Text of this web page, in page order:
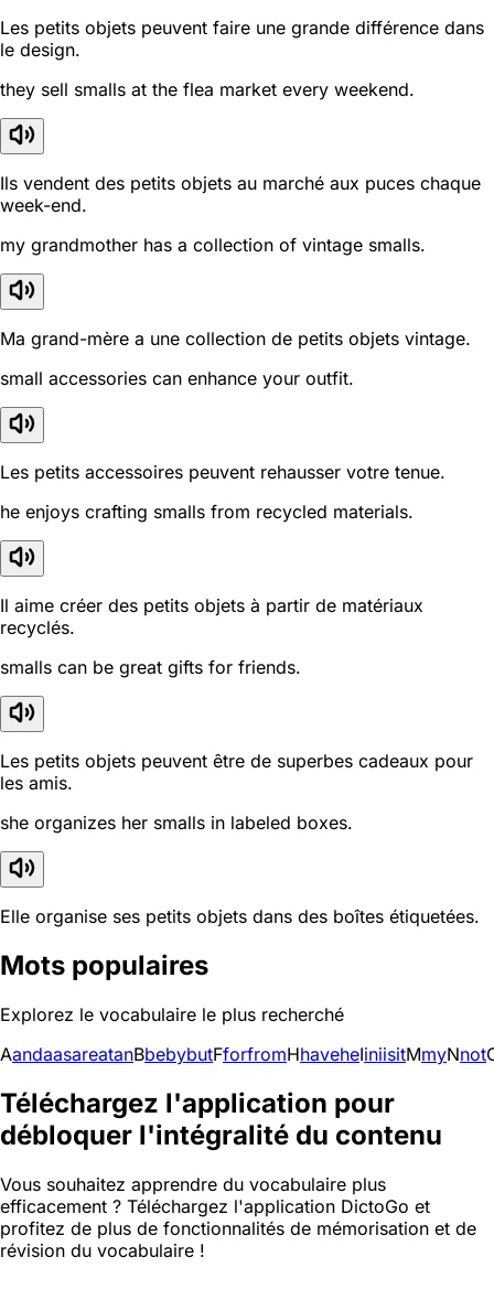
Les petits objets peuvent faire une grande différence dans
le design.
they sell smalls at the flea market every weekend.
Ils vendent des petits objets au marché aux puces chaque
week-end.
my grandmother has a collection of vintage smalls.
Ma grand-mère a une collection de petits objets vintage.
small accessories can enhance your outfit.
Les petits accessoires peuvent rehausser votre tenue.
he enjoys crafting smalls from recycled materials.
Il aime créer des petits objets à partir de matériaux
recyclés.
smalls can be great gifts for friends.
Les petits objets peuvent être de superbes cadeaux pour
les amis.
she organizes her smalls in labeled boxes.
Elle organise ses petits objets dans des boîtes étiquetées.
Mots populaires
Explorez le vocabulaire le plus recherché
AandaasareatanBbebybutFforfromHhaveheIiniisitMmyNnot
Téléchargez l'application pour
débloquer l'intégralité du contenu
Vous souhaitez apprendre du vocabulaire plus
efficacement ? Téléchargez l'application DictoGo et
profitez de plus de fonctionnalités de mémorisation et de
révision du vocabulaire !